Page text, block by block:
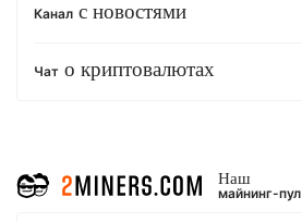
Канал с новостями
Чат о криптовалютах
Наш
майнинг-пул